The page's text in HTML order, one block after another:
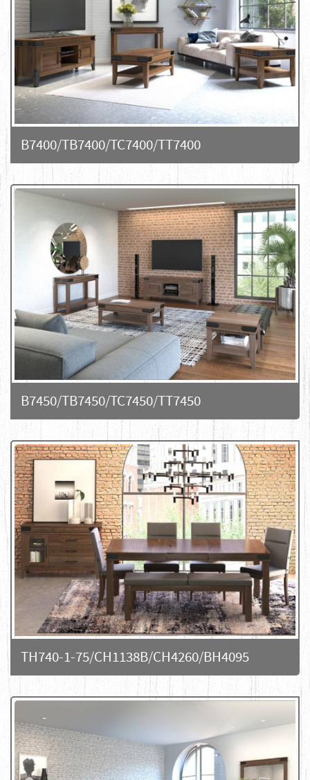
B7400/TB7400/TC7400/TT7400
B7450/TB7450/TC7450/TT7450
TH740-1-75/CH1138B/CH4260/BH4095